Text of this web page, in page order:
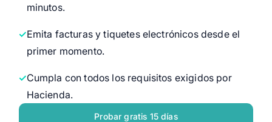
minutos.
Emita facturas y tiquetes electrónicos desde el
primer momento.
Cumpla con todos los requisitos exigidos por
Hacienda.
Probar gratis 15 días